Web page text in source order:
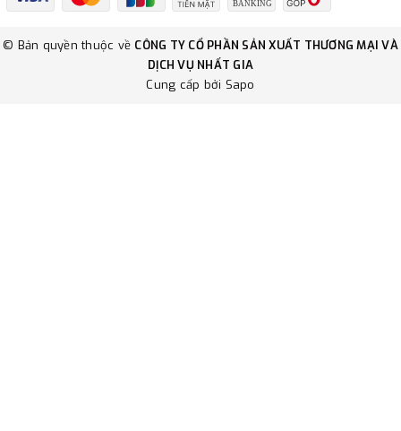
© Bản quyền thuộc về CÔNG TY CỔ PHẦN SẢN XUẤT THƯƠNG MẠI VÀ
DỊCH VỤ NHẤT GIA
Cung cấp bởi Sapo